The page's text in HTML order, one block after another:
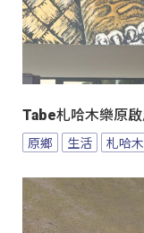
Tabe札哈木樂原
原鄉 生活 札哈